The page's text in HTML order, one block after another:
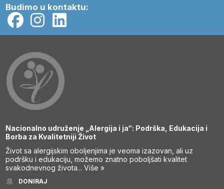
Budimo u kontaktu:
Nacionalno udruženje „Alergija i ja“: Podrška, Edukacija i
Borba za Kvalitetniji Život
Život sa alergijskim oboljenjima je veoma izazovan, ali uz
podršku i edukaciju, možemo znatno poboljšati kvalitet
svakodnevnog života...Više »
DONIRAJ